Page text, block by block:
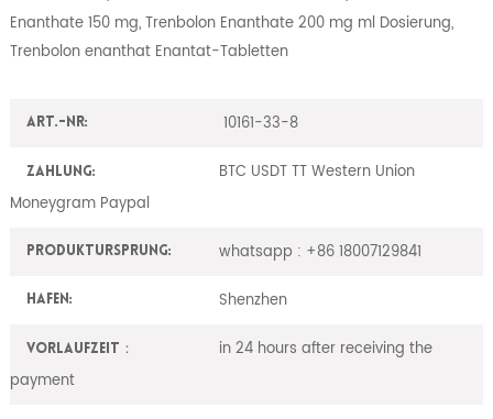
Enanthate 150 mg, Trenbolon Enanthate 200 mg ml Dosierung,
Trenbolon enanthat Enantat-Tabletten
Art.-Nr: 10161-33-8
Zahlung:
BTC USDT TT Western Union
Moneygram Paypal
ProduktUrsprung: whatsapp : +86 18007129841
Hafen: Shenzhen
Vorlaufzeit：
in 24 hours after receiving the
payment